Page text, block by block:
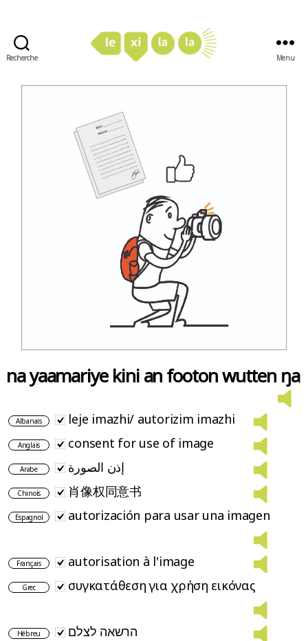
Recherche Menu
na yaamariye kini an footon wutten ŋa
Albanais leje imazhi/ autorizim imazhi
Anglais consent for use of image
Arabe إذن الصورة
Chinois 肖像权同意书
Espagnol autorización para usar una imagen
Français autorisation à l'image
Grec συγκατάθεση για χρήση εικόνας
Hébreu הרשאה לצלם